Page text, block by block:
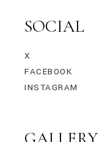
SOCIAL
X
FACEBOOK
INSTAGRAM